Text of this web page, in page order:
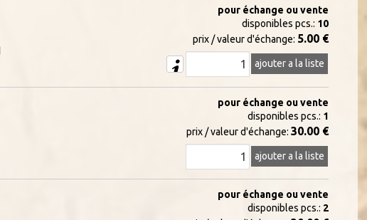
pour échange ou vente
disponibles pcs.: 10
prix / valeur d'échange: 5.00 €
ajouter a la liste
pour échange ou vente
disponibles pcs.: 1
prix / valeur d'échange:30.00 €
ajouter a la liste
pour échange ou vente
disponibles pcs.: 2